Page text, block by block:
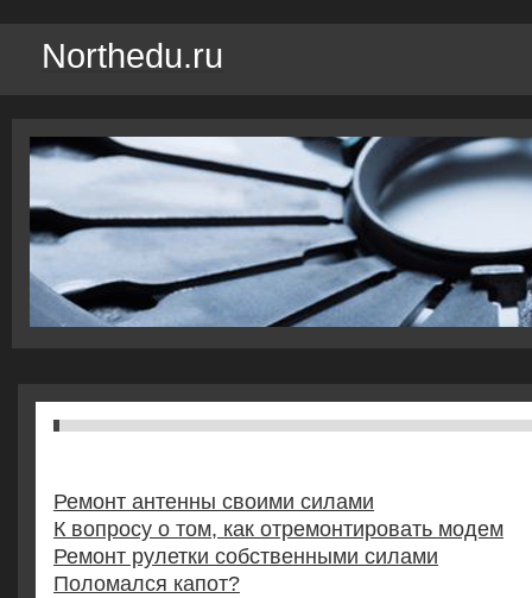
Northedu.ru
Ремонт антенны своими силами
К вопросу о том, как отремонтировать модем
Ремонт рулетки собственными силами
Поломался капот?